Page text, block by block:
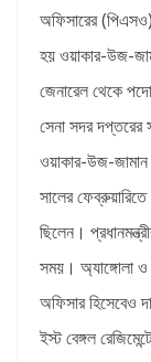
অফিসারের
হয় ওয়াকার-উজ-
জেনারেল থেকে
সেনা সদর দপ্তরের
ওয়াকার-উজ-জামান
সালের
ছিলেন।
সময়। অ্যাঙ্গোলা ও
অফিসার হিসেবেও
ইস্ট বেঙ্গল